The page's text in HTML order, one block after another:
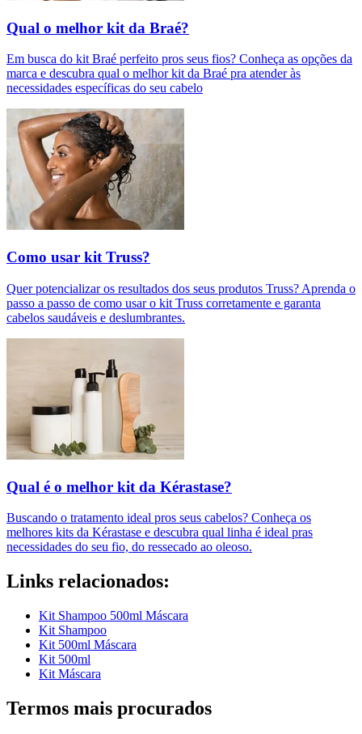
Qual o melhor kit da Braé?
Em busca do kit Braé perfeito pros seus fios? Conheça as opções da
marca e descubra qual o melhor kit da Braé pra atender às
necessidades específicas do seu cabelo
Como usar kit Truss?
Quer potencializar os resultados dos seus produtos Truss? Aprenda o
passo a passo de como usar o kit Truss corretamente e garanta
cabelos saudáveis e deslumbrantes.
Qual é o melhor kit da Kérastase?
Buscando o tratamento ideal pros seus cabelos? Conheça os
melhores kits da Kérastase e descubra qual linha é ideal pras
necessidades do seu fio, do ressecado ao oleoso.
Links relacionados:
Kit Shampoo 500ml Máscara
Kit Shampoo
Kit 500ml Máscara
Kit 500ml
Kit Máscara
Termos mais procurados